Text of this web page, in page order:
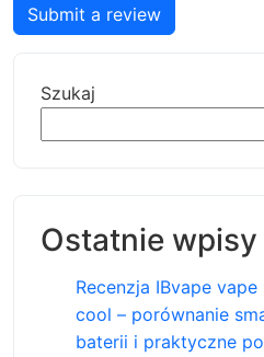
Submit a review
Szukaj
Ostatnie wpisy
Recenzja IBvape
cool – porównanie
baterii i praktyczne